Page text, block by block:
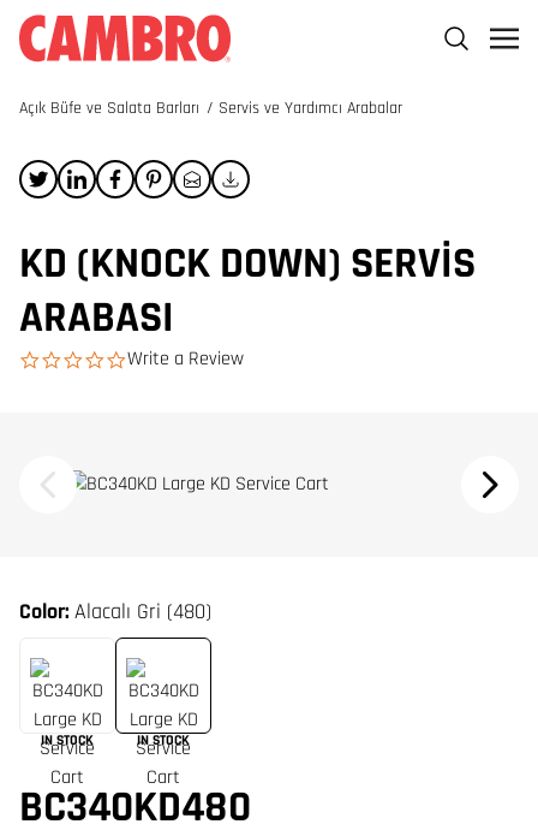
Açık Büfe ve Salata Barları / Servis ve Yardımcı Arabalar
KD (KNOCK DOWN) SERVIS
ARABASI
0.0 star rating
Write a Review
Color: Alacalı Gri (480)
IN STOCK IN STOCK
BC340KD480